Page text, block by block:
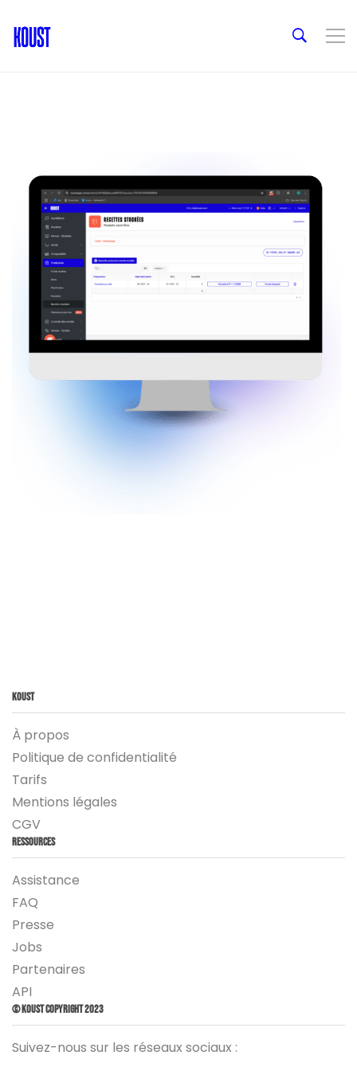
Koust
À propos
Politique de confidentialité
Tarifs
Mentions légales
CGV
Ressources
Assistance
FAQ
Presse
Jobs
Partenaires
API
© Koust Copyright 2023
Suivez-nous sur les réseaux sociaux :